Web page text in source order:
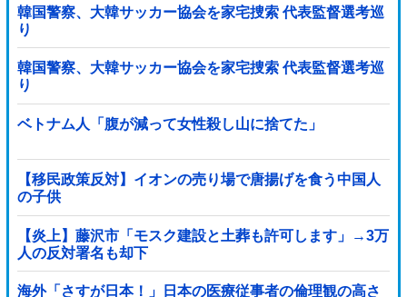
韓国警察、大韓サッカー協会を家宅捜索 代表監督選考巡
り
韓国警察、大韓サッカー協会を家宅捜索 代表監督選考巡
り
ベトナム人「腹が減って女性殺し山に捨てた」
【移民政策反対】イオンの売り場で唐揚げを食う中国人
の子供
【炎上】藤沢市「モスク建設と土葬も許可します」→3万
人の反対署名も却下
海外「さすが日本！」日本の医療従事者の倫理観の高さ